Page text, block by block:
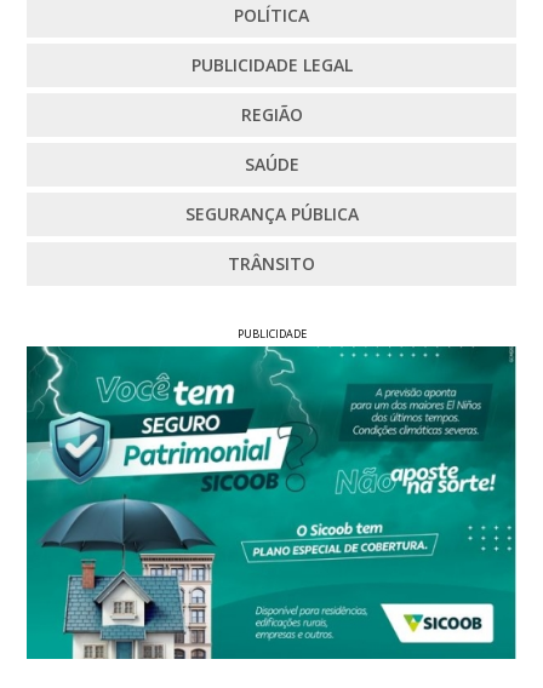
POLÍTICA
PUBLICIDADE LEGAL
REGIÃO
SAÚDE
SEGURANÇA PÚBLICA
TRÂNSITO
PUBLICIDADE